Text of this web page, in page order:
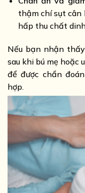
thậm chí sụt cân
hấp thu chất
Nếu bạn nhận
sau khi bú mẹ hoặc
để được chẩn
hợp.